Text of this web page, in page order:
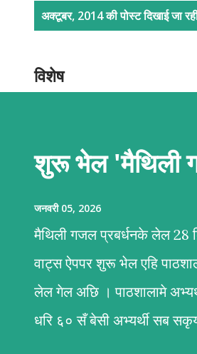
अक्टूबर, 2014 की पोस्ट दिखाई जा
विशेष
शुरू भेल 'मैथिली
जनवरी 05, 2026
मैथिली गजल प्रबर्धनके लेल 28
वाट्स ऐपपर शुरू भेल एहि
लेल गेल अछि । पाठशालामे
धरि ६० सँ बेसी अभ्यर्थी सब